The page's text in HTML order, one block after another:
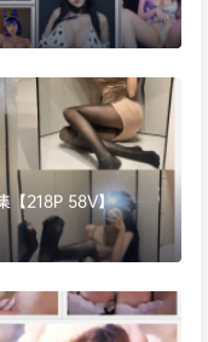
【218P 58V】